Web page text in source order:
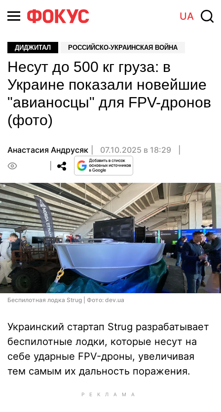
UA
ДИДЖИТАЛ РОССИЙСКО-УКРАИНСКАЯ ВОЙНА
Несут до 500 кг груза: в
Украине показали новейшие
"авианосцы" для FPV-дронов
(фото)
Анастасия Андрусяк
07.10.2025 в 18:29
Беспилотная лодка Strug | Фото: dev.ua
Украинский стартап Strug разрабатывает
беспилотные лодки, которые несут на
себе ударные FPV-дроны, увеличивая
тем самым их дальность поражения.